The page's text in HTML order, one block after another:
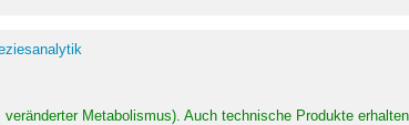
Metabolismus). Auch technische Produkte